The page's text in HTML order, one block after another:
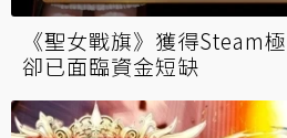
《聖女戰旗》獲得
卻已面臨資金短缺